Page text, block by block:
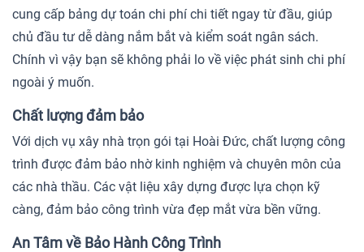
cung cấp bảng dự toán chi phí chi tiết ngay từ đầu, giúp
chủ đầu tư dễ dàng nắm bắt và kiểm soát ngân sách.
Chính vì vậy bạn sẽ không phải lo về việc phát sinh chi phí
ngoài ý muốn.
Chất lượng đảm bảo
Với dịch vụ xây nhà trọn gói tại Hoài Đức, chất lượng công
trình được đảm bảo nhờ kinh nghiệm và chuyên môn của
các nhà thầu. Các vật liệu xây dựng được lựa chọn kỹ
càng, đảm bảo công trình vừa đẹp mắt vừa bền vững.
An Tâm về Bảo Hành Công Trình